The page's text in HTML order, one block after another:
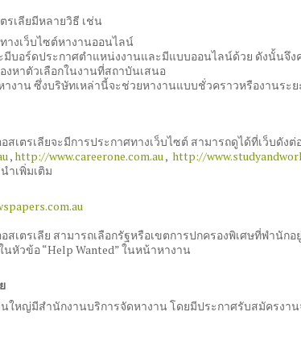
รเลียมีหลายวิธี เช่น
างเว็บไซต์หางานออนไลน์
มีบอร์ดประกาศตำแหน่งงานและมีแบบออนไลน์ด้วย ดังนั้นจึ
งหาตัวเลือกในงานที่สถาบันเสนอ
างาน ซึ่งบริษัทเหล่านี้จะช่วยหางานแบบชั่วคราวหรืองานระ
เตรเลียจะมีการประกาศทางเว็บไซต์ สามารถดูได้ที่เว็บดังต่
,http://www.careerone.com.au, http://
ำเพิ่มเติม
เตรเลีย สามารถเลือกรัฐหรือเขตการปกครองพิเศษที่พำนั
หัวข้อ “Help Wanted” ในหน้าหางาน
ใหญ่มีสำนักงานบริการจัดหางาน โดยมีประกาศรับสมัครงา